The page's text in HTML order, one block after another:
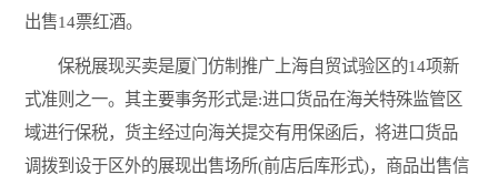
出售14票红酒。
保税展现买卖是厦门仿制推广上海自贸试验区的14项新
式准则之一。其主要事务形式是:进口货品在海关特殊监管区
域进行保税，货主经过向海关提交有用保函后，将进口货品
调拨到设于区外的展现出售场所(前店后库形式)，商品出售信